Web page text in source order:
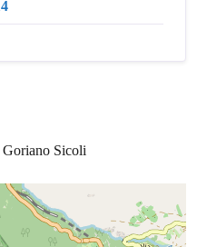
Sicoli